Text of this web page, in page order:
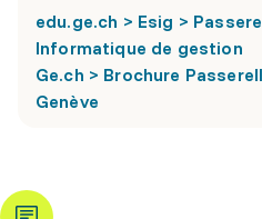
edu.ge.ch > Esig >
Informatique de gestion
Ge.ch > Brochure
Genève